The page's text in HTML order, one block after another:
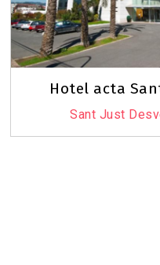
Hotel acta
Sant Just